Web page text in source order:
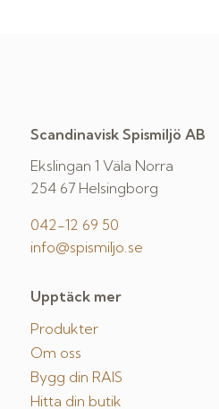
Scandinavisk Spismiljö AB
Ekslingan 1 Väla Norra
254 67 Helsingborg
042-12 69 50
info@spismiljo.se
Upptäck mer
Produkter
Om oss
Bygg din RAIS
Hitta din butik